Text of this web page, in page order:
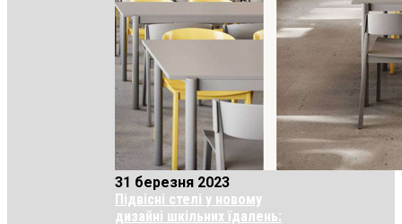
31 березня 2023
Підвісні стелі у новому
дизайні шкільних їдалень: